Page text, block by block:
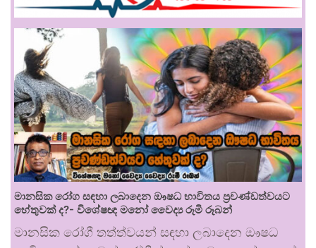
මානසික රෝග සඳහා ලබාදෙන ඖෂධ භාවිතය ප්‍රචණ්ඩත්වයට
හේතුවක් ද?- විශේෂඥ මනෝ වෛද්‍ය රූමි රූබන්
මානසික රෝගී තත්ත්වයන් සඳහා ලබාදෙන ඖෂධ